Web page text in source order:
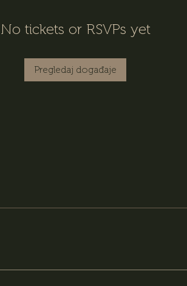
No tickets or RSVPs yet
Pregledaj događaje